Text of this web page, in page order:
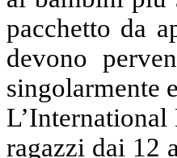
pacchetto da
devono
singolarmente
ragazzi dai 12